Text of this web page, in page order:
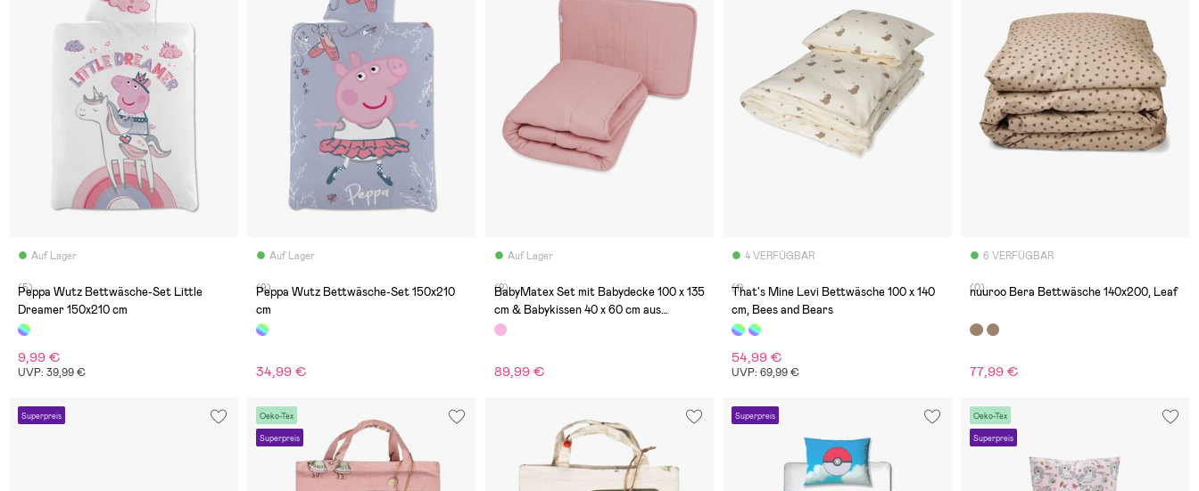
Auf Lager
(5)
Peppa Wutz Bettwäsche-Set Little
Dreamer 150x210 cm
9,99 €
UVP: 39,99 €
Auf Lager
(9)
Peppa Wutz Bettwäsche-Set 150x210
cm
34,99 €
Auf Lager
(2)
BabyMatex Set mit Babydecke 100 x 135
cm & Babykissen 40 x 60 cm aus
Musselin, Rosa
89,99 €
4 VERFÜGBAR
(1)
That's Mine Levi Bettwäsche 100 x 140
cm, Bees and Bears
54,99 €
UVP: 69,99 €
6 VERFÜGBAR
(0)
nuuroo Bera Bettwäsche 140x200, Leaf
77,99 €
Superpreis Oeko-Tex
Superpreis
Superpreis Oeko-Tex
Superpreis